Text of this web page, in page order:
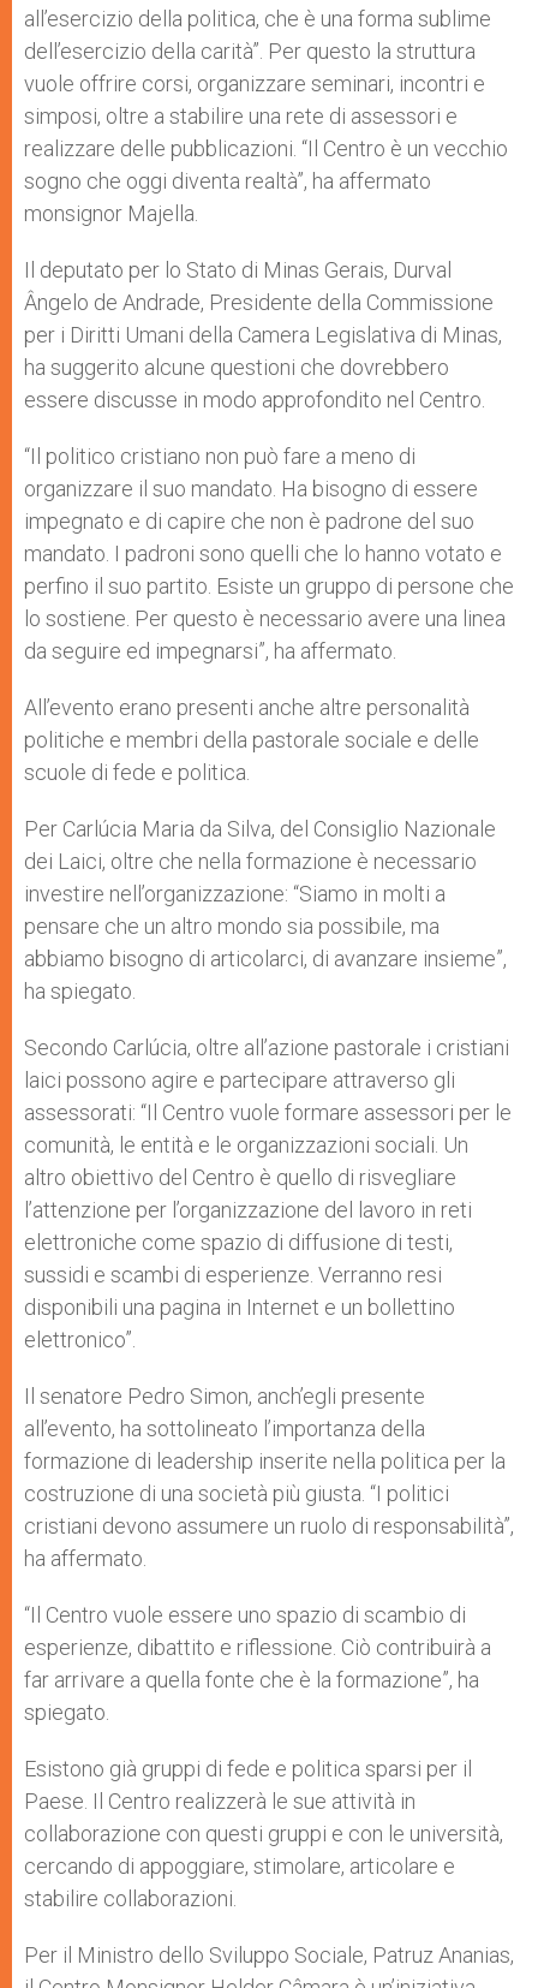
all’esercizio della politica, che è una forma sublime
dell’esercizio della carità”. Per questo la struttura
vuole offrire corsi, organizzare seminari, incontri e
simposi, oltre a stabilire una rete di assessori e
realizzare delle pubblicazioni. “Il Centro è un vecchio
sogno che oggi diventa realtà”, ha affermato
monsignor Majella.
Il deputato per lo Stato di Minas Gerais, Durval
Ângelo de Andrade, Presidente della Commissione
per i Diritti Umani della Camera Legislativa di Minas,
ha suggerito alcune questioni che dovrebbero
essere discusse in modo approfondito nel Centro.
“Il politico cristiano non può fare a meno di
organizzare il suo mandato. Ha bisogno di essere
impegnato e di capire che non è padrone del suo
mandato. I padroni sono quelli che lo hanno votato e
perfino il suo partito. Esiste un gruppo di persone che
lo sostiene. Per questo è necessario avere una linea
da seguire ed impegnarsi”, ha affermato.
All’evento erano presenti anche altre personalità
politiche e membri della pastorale sociale e delle
scuole di fede e politica.
Per Carlúcia Maria da Silva, del Consiglio Nazionale
dei Laici, oltre che nella formazione è necessario
investire nell’organizzazione: “Siamo in molti a
pensare che un altro mondo sia possibile, ma
abbiamo bisogno di articolarci, di avanzare insieme”,
ha spiegato.
Secondo Carlúcia, oltre all’azione pastorale i cristiani
laici possono agire e partecipare attraverso gli
assessorati: “Il Centro vuole formare assessori per le
comunità, le entità e le organizzazioni sociali. Un
altro obiettivo del Centro è quello di risvegliare
l’attenzione per l’organizzazione del lavoro in reti
elettroniche come spazio di diffusione di testi,
sussidi e scambi di esperienze. Verranno resi
disponibili una pagina in Internet e un bollettino
elettronico”.
Il senatore Pedro Simon, anch’egli presente
all’evento, ha sottolineato l’importanza della
formazione di leadership inserite nella politica per la
costruzione di una società più giusta. “I politici
cristiani devono assumere un ruolo di responsabilità”,
ha affermato.
“Il Centro vuole essere uno spazio di scambio di
esperienze, dibattito e riflessione. Ciò contribuirà a
far arrivare a quella fonte che è la formazione”, ha
spiegato.
Esistono già gruppi di fede e politica sparsi per il
Paese. Il Centro realizzerà le sue attività in
collaborazione con questi gruppi e con le università,
cercando di appoggiare, stimolare, articolare e
stabilire collaborazioni.
Per il Ministro dello Sviluppo Sociale, Patruz Ananias,